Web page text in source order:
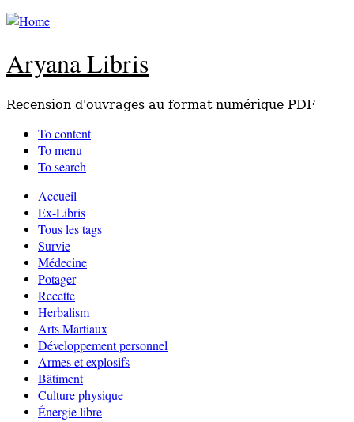
Aryana Libris
Recension d'ouvrages au format numérique PDF
To content
To menu
To search
Accueil
Ex-Libris
Tous les tags
Survie
Médecine
Potager
Recette
Herbalism
Arts Martiaux
Développement personnel
Armes et explosifs
Bâtiment
Culture physique
Énergie libre